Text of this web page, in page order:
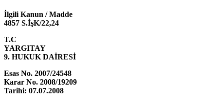
İlgili Kanun / Madde
4857 S.İşK/22,24
T.C
YARGITAY
9. HUKUK DAİRESİ
Esas No. 2007/24548
Karar No. 2008/19209
Tarihi: 07.07.2008